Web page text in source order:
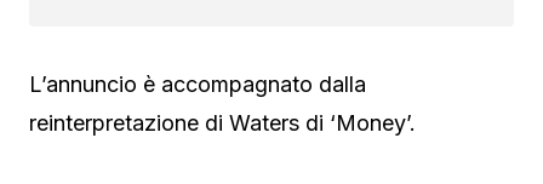
L’annuncio è accompagnato dalla
reinterpretazione di Waters di ‘Money’.